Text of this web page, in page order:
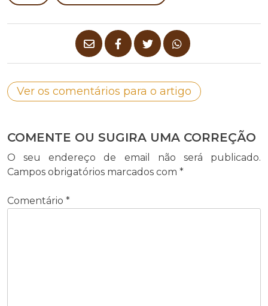
Ver os comentários para o artigo
COMENTE OU SUGIRA UMA CORREÇÃO
O seu endereço de email não será publicado.
Campos obrigatórios marcados com *
Comentário *